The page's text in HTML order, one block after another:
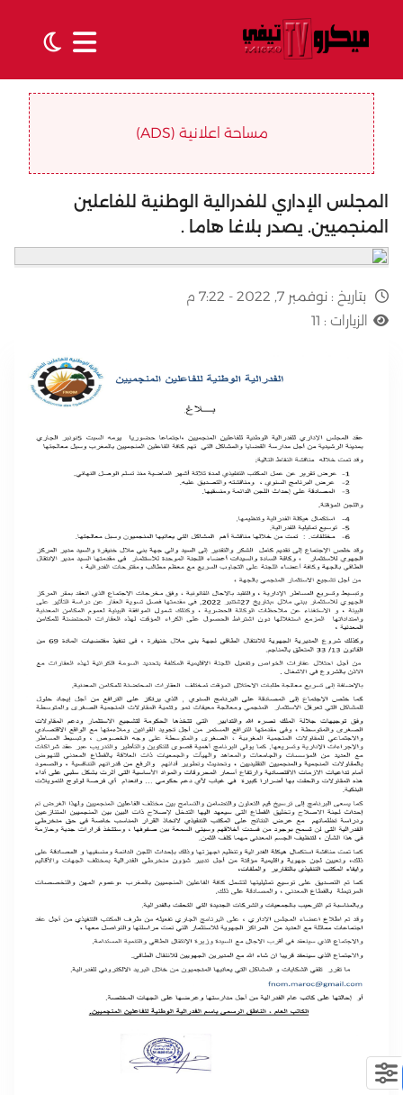
مساحة اعلانية (ADS)
المجلس الإداري للفدرالية الوطنية للفاعلين
المنجميين. يصدر بلاغا هاما .
بتاريخ : نوفمبر 7, 2022 - 7:22 م
الزيارات : 11